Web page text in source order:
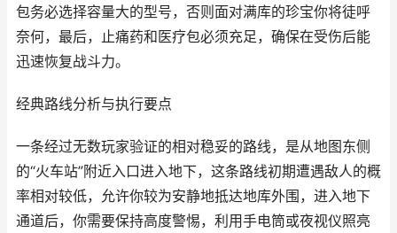
包务必选择容量大的型号，否则面对满库的珍宝你将徒呼
奈何，最后，止痛药和医疗包必须充足，确保在受伤后能
迅速恢复战斗力。
经典路线分析与执行要点
一条经过无数玩家验证的相对稳妥的路线，是从地图东侧
的“火车站”附近入口进入地下，这条路线初期遭遇敌人的概
率相对较低，允许你较为安静地抵达地库外围，进入地下
通道后，你需要保持高度警惕，利用手电筒或夜视仪照亮